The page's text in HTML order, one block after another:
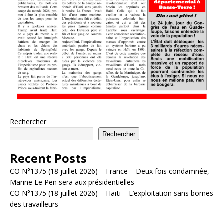
Rechercher
Rechercher
Recent Posts
CO N°1375 (18 juillet 2026) – France – Deux fois condamnée,
Marine Le Pen sera aux présidentielles
CO N°1375 (18 juillet 2026) – Haïti – L’exploitation sans bornes
des travailleurs